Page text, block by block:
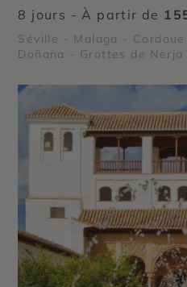
8 jours - À partir de
Séville - Malaga -
Doñana - Grottes de Nerja